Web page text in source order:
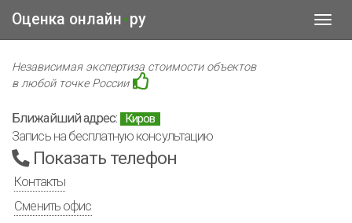
Оценка онлайн • ру
Независимая экспертиза стоимости объектов
в любой точке России
Ближайший адрес: Киров
Запись на бесплатную консультацию
Показать телефон
Контакты
Сменить офис